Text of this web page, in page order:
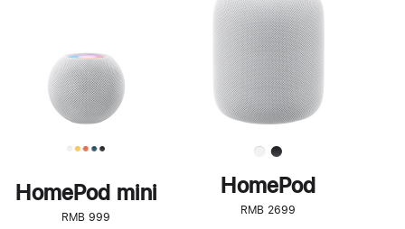
HomePod mini
RMB 999
了
解
HomePod<
HomePod
RMB 2699